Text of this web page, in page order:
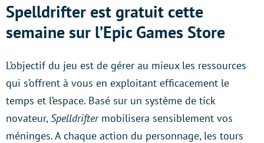
Spelldrifter est gratuit cette
semaine sur l’Epic Games Store
L’objectif du jeu est de gérer au mieux les ressources
qui s’offrent à vous en exploitant efficacement le
temps et l’espace. Basé sur un système de tick
novateur,Spelldrifter mobilisera sensiblement vos
méninges. A chaque action du personnage, les tours